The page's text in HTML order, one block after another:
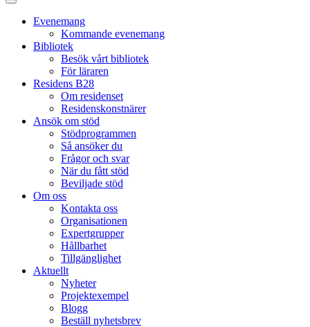
Stäng
huvudmenyn
Evenemang
Kommande evenemang
Bibliotek
Besök vårt bibliotek
För läraren
Residens B28
Om residenset
Residenskonstnärer
Ansök om stöd
Stödprogrammen
Så ansöker du
Frågor och svar
När du fått stöd
Beviljade stöd
Om oss
Kontakta oss
Organisationen
Expertgrupper
Hållbarhet
Tillgänglighet
Aktuellt
Nyheter
Projektexempel
Blogg
Beställ nyhetsbrev